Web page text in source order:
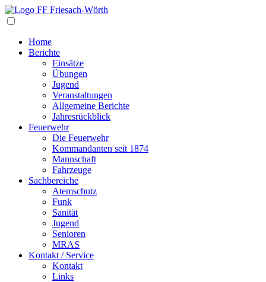
Home
Berichte
Einsätze
Übungen
Jugend
Veranstaltungen
Allgemeine Berichte
Jahresrückblick
Feuerwehr
Die Feuerwehr
Kommandanten seit 1874
Mannschaft
Fahrzeuge
Sachbereiche
Atemschutz
Funk
Sanität
Jugend
Senioren
MRAS
Kontakt / Service
Kontakt
Links